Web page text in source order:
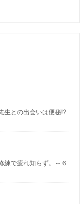
生との出会いは便秘!?
練で疲れ知らず。～６